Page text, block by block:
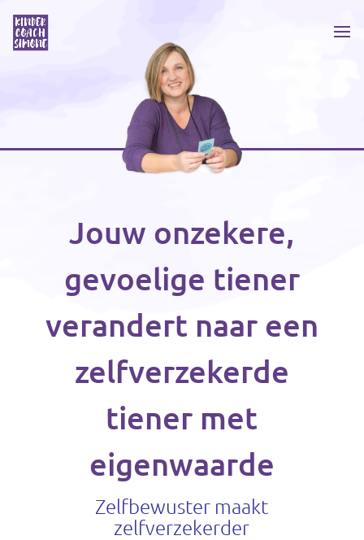
Jouw onzekere,
gevoelige tiener
verandert naar een
zelfverzekerde
tiener met
eigenwaarde
Zelfbewuster maakt
zelfverzekerder